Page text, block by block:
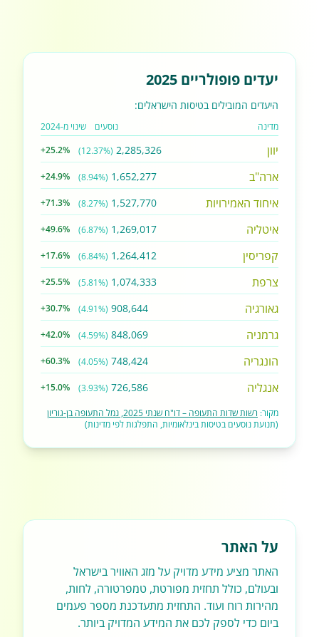
יעדים פופולריים 2025
היעדים המובילים בטיסות הישראלים:
מדינה נוסעים שינוי מ-2024
יוון 2,285,326
(12.37%)
+25.2%
ארה"ב 1,652,277
(8.94%)
+24.9%
איחוד האמירויות 1,527,770
(8.27%)
+71.3%
איטליה 1,269,017
(6.87%)
+49.6%
קפריסין 1,264,412
(6.84%)
+17.6%
צרפת 1,074,333
(5.81%)
+25.5%
גאורגיה 908,644
(4.91%)
+30.7%
גרמניה 848,069
(4.59%)
+42.0%
הונגריה 748,424
(4.05%)
+60.3%
אנגליה 726,586
(3.93%)
+15.0%
מקור: רשות שדות התעופה – דו"ח שנתי 2025, נמל התעופה בן-גוריון
(תנועת נוסעים בטיסות בינלאומיות, התפלגות לפי מדינות)
על האתר
האתר מציע מידע מדויק על מזג האוויר בישראל
ובעולם, כולל תחזית מפורטת, טמפרטורה, לחות,
מהירות רוח ועוד. התחזית מתעדכנת מספר פעמים
ביום כדי לספק לכם את המידע המדויק ביותר.